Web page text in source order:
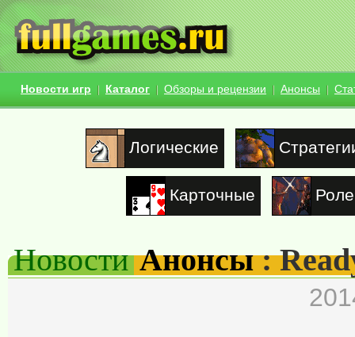
Новости игр Каталог Обзоры и рецензии Анонсы
Логические
Карточные
Новости Анонсы: